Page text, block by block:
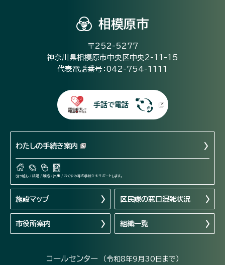
相模原市
〒252-5277
神奈川県相模原市中央区中央2-11-15
代表電話番号：042-754-1111
手話で電話
わたしの手続き案内
引っ越し / 結婚 / 離婚 / 出産 / おくやみ等の手続きをサポートします。
施設マップ 区民課の窓口混雑状況
市役所案内 組織一覧
コールセンター （令和8年9月30日まで）